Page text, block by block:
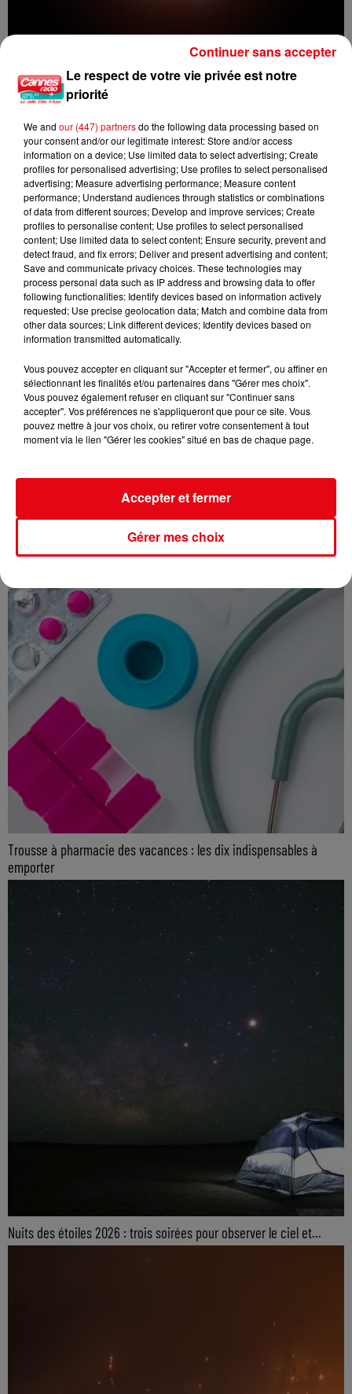
Coup de soleil : les bons gestes pour soulager la brûlure et...
Trousse à pharmacie des vacances : les dix indispensables à
emporter
Nuits des étoiles 2026 : trois soirées pour observer le ciel et...
Le respect de votre vie privée est notre
priorité
We and our (447) partnersdo the following data processing based on
your consent and/or our legitimate interest: Store and/or access
information on a device; Use limited data to select advertising; Create
profiles for personalised advertising; Use profiles to select personalised
advertising; Measure advertising performance; Measure content
performance; Understand audiences through statistics or combinations
of data from different sources; Develop and improve services; Create
profiles to personalise content; Use profiles to select personalised
content; Use limited data to select content; Ensure security, prevent and
detect fraud, and fix errors; Deliver and present advertising and content;
Save and communicate privacy choices. These technologies may
process personal data such as IP address and browsing data to offer
following functionalities: Identify devices based on information actively
requested; Use precise geolocation data; Match and combine data from
other data sources; Link different devices; Identify devices based on
information transmitted automatically.
Vous pouvez accepter en cliquant sur "Accepter et fermer", ou affiner en
sélectionnant les finalités et/ou partenaires dans "Gérer mes choix".
Vous pouvez également refuser en cliquant sur "Continuer sans
accepter". Vos préférences ne s'appliqueront que pour ce site. Vous
pouvez mettre à jour vos choix, ou retirer votre consentement à tout
moment via le lien "Gérer les cookies" situé en bas de chaque page.
Gérer mes choix
Accepter et fermer
Continuer sans accepter